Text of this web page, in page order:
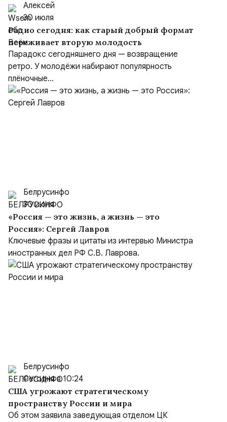
Алексей
30 июля
Радио сегодня: как старый добрый формат
переживает вторую молодость
Парадокс сегодняшнего дня — возвращение
ретро. У молодёжи набирают популярность
плёночные...
Белрусинфо
30 июля
«Россия — это жизнь, а жизнь — это
Россия»: Сергей Лавров
Ключевые фразы и цитаты из интервью Министра
иностранных дел РФ С.В. Лаврова.
Белрусинфо
Сегодня в 10:24
США угрожают стратегическому
пространству России и мира
Об этом заявила заведующая отделом ЦК